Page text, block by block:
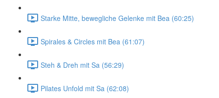
Starke Mitte, bewegliche Gelenke mit Bea (60:25)
Spirales & Circles mit Bea (61:07)
Steh & Dreh mit Sa (56:29)
Pilates Unfold mit Sa (62:08)